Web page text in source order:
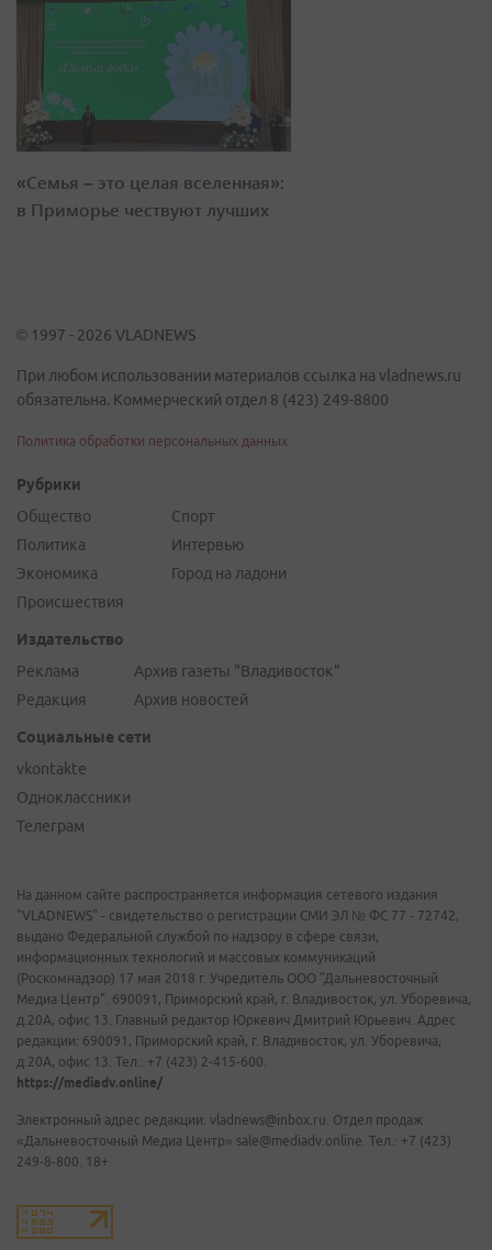
«Семья – это целая вселенная»:
в Приморье чествуют лучших
© 1997 - 2026 VLADNEWS
При любом использовании материалов ссылка на vladnews.ru
обязательна. Коммерческий отдел 8 (423) 249-8800
Политика обработки персональных данных
Рубрики
Общество
Политика
Экономика
Происшествия
Спорт
Интервью
Город на ладони
Издательство
Реклама
Редакция
Архив газеты "Владивосток"
Архив новостей
Социальные сети
vkontakte
Одноклассники
Телеграм
На данном сайте распространяется информация сетевого издания
"VLADNEWS" - свидетельство о регистрации СМИ ЭЛ № ФС 77 - 72742,
выдано Федеральной службой по надзору в сфере связи,
информационных технологий и массовых коммуникаций
(Роскомнадзор) 17 мая 2018 г. Учредитель ООО "Дальневосточный
Медиа Центр". 690091, Приморский край, г. Владивосток, ул. Уборевича,
д.20А, офис 13. Главный редактор Юркевич Дмитрий Юрьевич. Адрес
редакции: 690091, Приморский край, г. Владивосток, ул. Уборевича,
д.20А, офис 13. Тел.: +7 (423) 2-415-600.
https://mediadv.online/
Электронный адрес редакции: vladnews@inbox.ru. Отдел продаж
«Дальневосточный Медиа Центр» sale@mediadv.online. Тел.: +7 (423)
249-8-800. 18+